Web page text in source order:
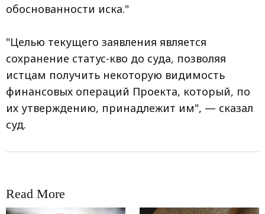
обоснованности иска."
"Целью текущего заявления является
сохранение статус-кво до суда, позволяя
истцам получить некоторую видимость
финансовых операций Проекта, который, по
их утверждению, принадлежит им", — сказал
суд.
Read More